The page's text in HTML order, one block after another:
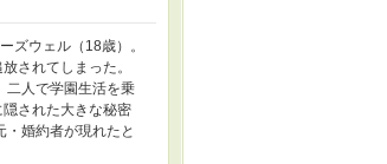
ズウェル（18歳）。
されてしまった。
二人で学園生活を乗
された大きな秘密
婚約者が現れたと